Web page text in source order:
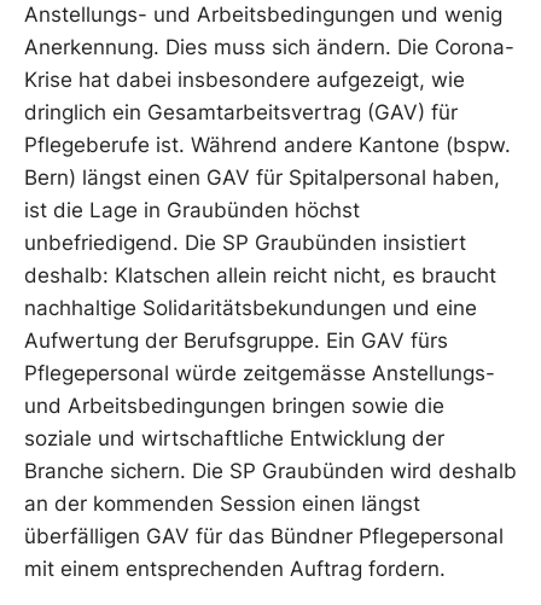
Anstellungs- und Arbeitsbedingungen und wenig
Anerkennung. Dies muss sich ändern. Die Corona-
Krise hat dabei insbesondere aufgezeigt, wie
dringlich ein Gesamtarbeitsvertrag (GAV) für
Pflegeberufe ist. Während andere Kantone (bspw.
Bern) längst einen GAV für Spitalpersonal haben,
ist die Lage in Graubünden höchst
unbefriedigend. Die SP Graubünden insistiert
deshalb: Klatschen allein reicht nicht, es braucht
nachhaltige Solidaritätsbekundungen und eine
Aufwertung der Berufsgruppe. Ein GAV fürs
Pflegepersonal würde zeitgemässe Anstellungs-
und Arbeitsbedingungen bringen sowie die
soziale und wirtschaftliche Entwicklung der
Branche sichern. Die SP Graubünden wird deshalb
an der kommenden Session einen längst
überfälligen GAV für das Bündner Pflegepersonal
mit einem entsprechenden Auftrag fordern.